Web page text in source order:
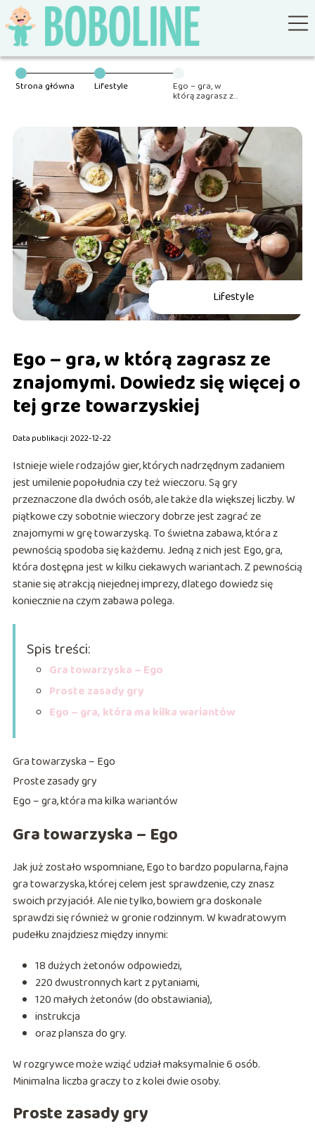
Strona główna Lifestyle Ego – gra, w
którą zagrasz ze
więcej o tej grze
towarzyskiej
Lifestyle
Ego – gra, w którą zagrasz ze
znajomymi. Dowiedz się więcej o
tej grze towarzyskiej
Data publikacji: 2022-12-22
Istnieje wiele rodzajów gier, których nadrzędnym zadaniem
jest umilenie popołudnia czy też wieczoru. Są gry
przeznaczone dla dwóch osób, ale także dla większej liczby. W
piątkowe czy sobotnie wieczory dobrze jest zagrać ze
znajomymi w grę towarzyską. To świetna zabawa, która z
pewnością spodoba się każdemu. Jedną z nich jest Ego, gra,
która dostępna jest w kilku ciekawych wariantach. Z pewnością
stanie się atrakcją niejednej imprezy, dlatego dowiedz się
koniecznie na czym zabawa polega.
Spis treści:
Gra towarzyska – Ego
Proste zasady gry
Ego – gra, która ma kilka wariantów
Gra towarzyska – Ego
Proste zasady gry
Ego – gra, która ma kilka wariantów
Gra towarzyska – Ego
Jak już zostało wspomniane, Ego to bardzo popularna, fajna
gra towarzyska, której celem jest sprawdzenie, czy znasz
swoich przyjaciół. Ale nie tylko, bowiem gra doskonale
sprawdzi się również w gronie rodzinnym. W kwadratowym
pudełku znajdziesz między innymi:
18 dużych żetonów odpowiedzi,
220 dwustronnych kart z pytaniami,
120 małych żetonów (do obstawiania),
instrukcja
oraz plansza do gry.
W rozgrywce może wziąć udział maksymalnie 6 osób.
Minimalna liczba graczy to z kolei dwie osoby.
Proste zasady gry